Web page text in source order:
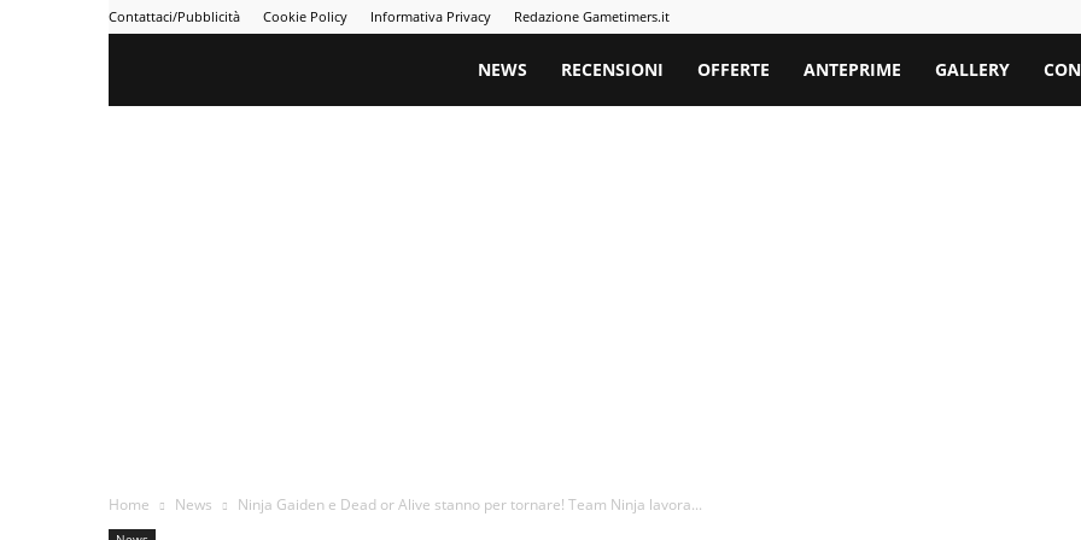
Contattaci/Pubblicità Cookie Policy Informativa Privacy Redazione Gametimers.it
Gametimers
NEWS RECENSIONI OFFERTE ANTEPRIME GALLERY
Home News Ninja Gaiden e Dead or Alive stanno per tornare! Team Ninja lavora...